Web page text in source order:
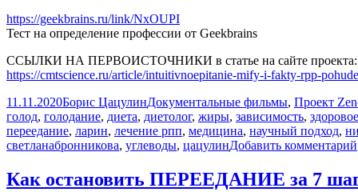
https://geekbrains.ru/link/NxOUPI
Тест на определение профессии от Geekbrains
ССЫЛКИ НА ПЕРВОИСТОЧНИКИ в статье на сайте проекта:
https://cmtscience.ru/article/intuitivnoepitanie-mify-i-fakty-rpp-
Опубликовано
11.11.2020Автор
Борис ЦацулинРубрики
Документальные фильмы, Проект
голод, голодание, диета, диетолог, жиры, зависимость,
переедание, ларин, лечение рпп, медицина, научный подход,
светланабронникова, углеводы, цацулинДобавить комментарий
Как остановить ПЕРЕЕДАНИЕ за 7